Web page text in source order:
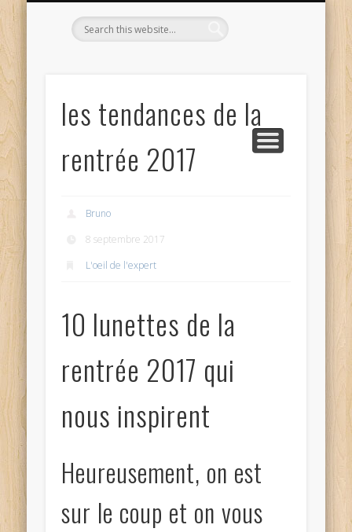
les tendances de la
rentrée 2017
Bruno
8 septembre 2017
L'oeil de l'expert
10 lunettes de la
rentrée 2017 qui
nous inspirent
Heureusement, on est
sur le coup et on vous